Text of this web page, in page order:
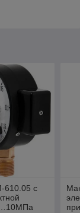
610.05 с